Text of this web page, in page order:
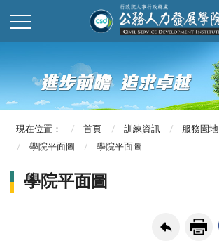
現在位置： 首頁 訓練資訊 服務園地
學院平面圖
學院平面圖
學院平面圖